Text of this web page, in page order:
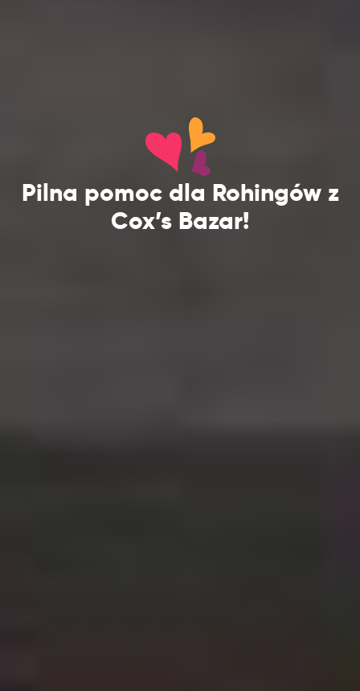
Pilna pomoc dla Rohingów z
Cox’s Bazar!